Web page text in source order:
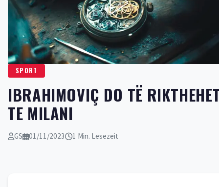
SPORT
IBRAHIMOVIÇ DO TË
TE MILANI
GS 01/11/2023 1 Min. Lesezeit